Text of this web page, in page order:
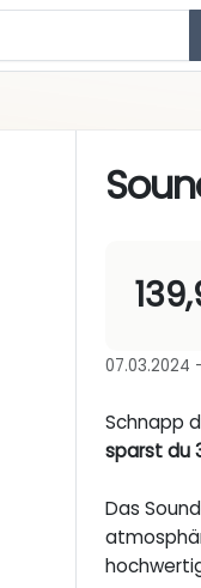
07.03.2024 -
Schnapp
sparst du
Das